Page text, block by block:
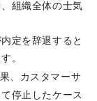
組織全体の士気
定を辞退すると
。
、カスタマーサ
停止したケース